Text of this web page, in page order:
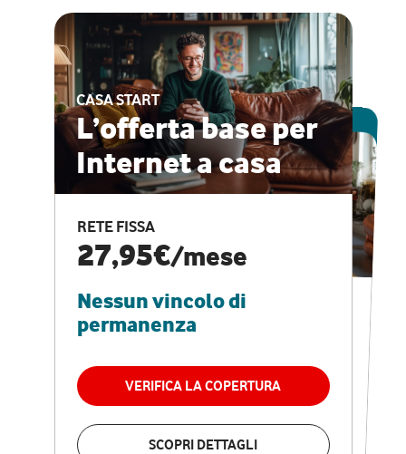
CASA START
L’offerta base per
Internet a casa
RETE FISSA
27,95€/mese
Nessun vincolo di
permanenza
VERIFICA LA COPERTURA
SCOPRI DETTAGLI
ESCLUSIVA ONLINE
CASA PRO
Internet veloce e
vantaggi speciali
RETE FISSA + VODAFONE CLUB
29,95€
permanenza
VERIFICA LA COPERTURA